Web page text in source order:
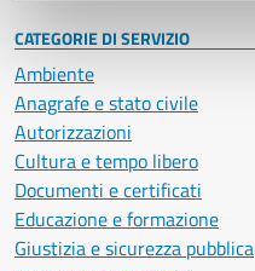
CATEGORIE DI SERVIZIO
Ambiente
Anagrafe e stato civile
Autorizzazioni
Cultura e tempo libero
Documenti e certificati
Educazione e formazione
Giustizia e sicurezza pubblica